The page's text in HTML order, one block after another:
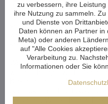
Wir verkleinern oder
Arme, ändern die Anzahl der
verlängern die Kette - die
wenn das noch nicht genug
komplett nach Ihrem Entwurf
Wenn Sie nicht aus unserem
wählen, fertigen wir für Sie
Kronleuchter an. Alles, was
zu verbessern, ihre
ihre Nutzung zu sammeln.
und Dienste von
Daten können an Partner in
Meta) oder anderen
auf "Alle Cookies
Verarbeitung zu.
Informationen oder Sie